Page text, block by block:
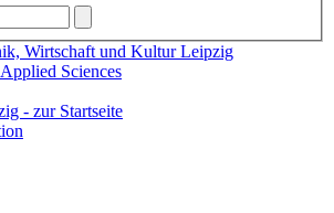
Wirtschaft und Kultur Leipzig
Sciences